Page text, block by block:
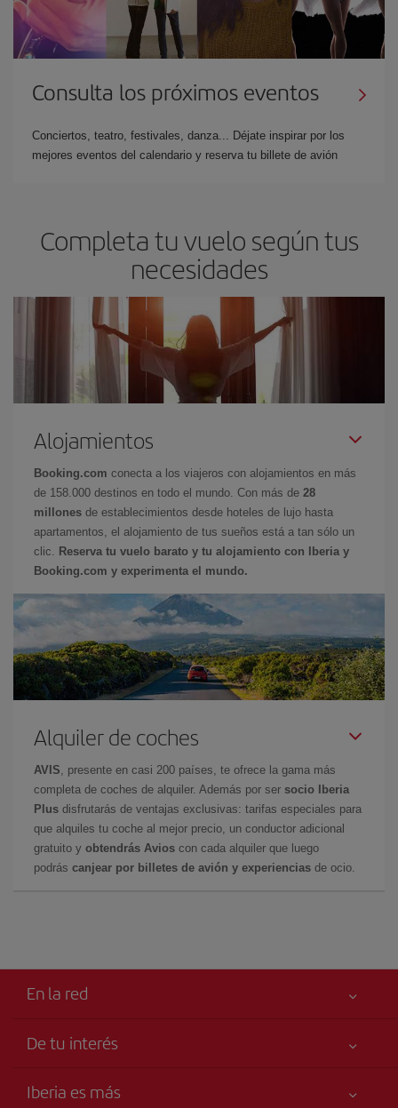
Consulta los próximos eventos
Conciertos, teatro, festivales, danza... Déjate inspirar por los
mejores eventos del calendario y reserva tu billete de avión
Completa tu vuelo según tus
necesidades
Alojamientos
Booking.com conecta a los viajeros con alojamientos en más
de 158.000 destinos en todo el mundo. Con más de 28
millones de establecimientos desde hoteles de lujo hasta
apartamentos, el alojamiento de tus sueños está a tan sólo un
clic.
Reserva tu vuelo barato y tu alojamiento con Iberia y
Booking.com y experimenta el mundo.
Alquiler de coches
AVIS , presente en casi 200 países, te ofrece la gama más
completa de coches de alquiler. Además por ser socio Iberia
Plus disfrutarás de ventajas exclusivas: tarifas especiales para
que alquiles tu coche al mejor precio, un conductor adicional
gratuito y obtendrás Avios con cada alquiler que luego
podrás canjear por billetes de avión y experiencias de ocio.
En la red
De tu interés
Declaración de accesibilidad
Iberia es más